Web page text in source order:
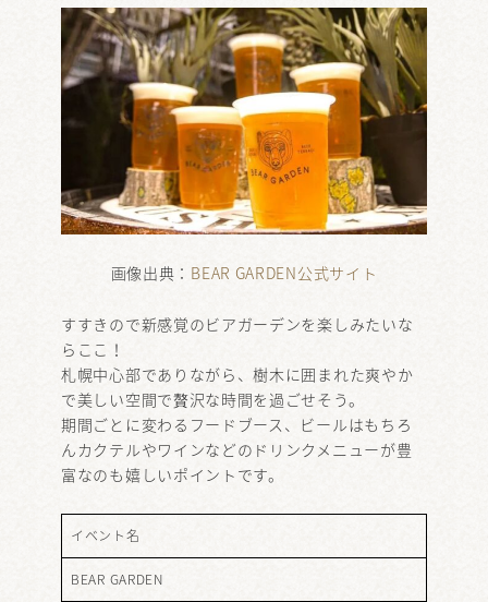
画像出典： BEAR GARDEN公式サイト
すすきので新感覚のビアガーデンを楽しみたいな
らここ！
札幌中心部でありながら、樹木に囲まれた爽やか
で美しい空間で贅沢な時間を過ごせそう。
期間ごとに変わるフードブース、ビールはもちろ
んカクテルやワインなどのドリンクメニューが豊
富なのも嬉しいポイントです。
イベント名
BEAR GARDEN